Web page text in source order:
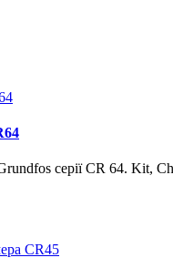
серії CR 64. Kit,